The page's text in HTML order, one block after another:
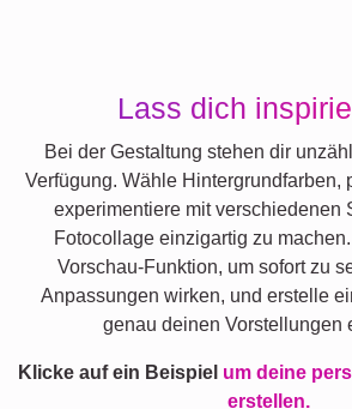
Lass dich
Bei der Gestaltung stehen dir
Verfügung. Wähle Hintergrundfarben,
experimentiere mit verschiedenen
Fotocollage einzigartig zu
Vorschau-Funktion, um sofort zu
Anpassungen wirken, und erstelle
genau deinen Vorstellungen
Klicke auf ein Beispiel um deine
erstellen.